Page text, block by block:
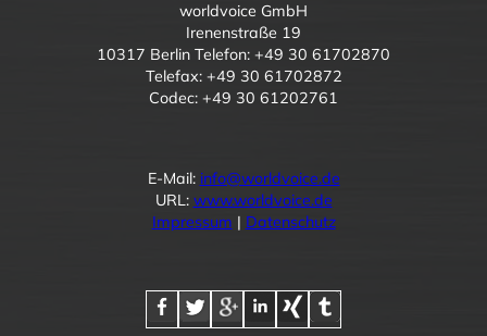
worldvoice GmbH
Irenenstraße 19
10317 Berlin Telefon: +49 30 61702870
Telefax: +49 30 61702872
Codec: +49 30 61202761
E-Mail: info@worldvoice.de
URL: www.worldvoice.de
Impressum | Datenschutz